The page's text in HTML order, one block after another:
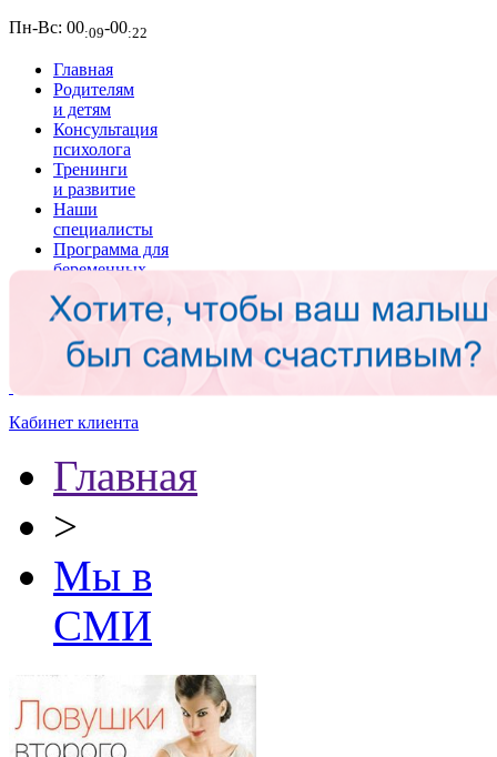
Пн-Вс: 00:09-00:22
Главная
Родителям
и детям
Консультация
психолога
Тренинги
и развитие
Наши
специалисты
Программа для
беременных
психологов
СМИ
Кабинет клиента
Главная
>
Мы в
СМИ